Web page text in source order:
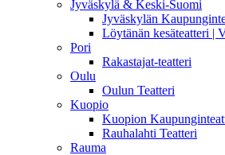
Jyväskylä & Keski-Suomi
Jyväskylän
Löytänän kesäteatteri |
Pori
Rakastajat-teatteri
Oulu
Oulun Teatteri
Kuopio
Kuopion
Rauhalahti Teatteri
Rauma